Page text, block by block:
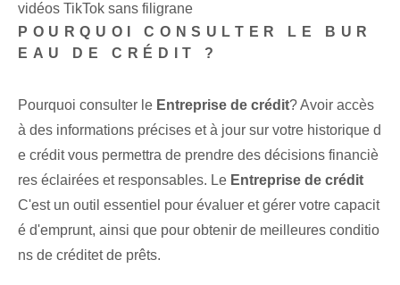
vidéos TikTok sans filigrane
POURQUOI CONSULTER LE BUR
EAU DE CRÉDIT ?
Pourquoi consulter le Entreprise de crédit? Avoir accès
à des informations précises et à jour sur votre historique d
e crédit vous permettra de prendre des décisions financiè
res éclairées et responsables. Le⁣ Entreprise de crédit
C'est un outil essentiel pour évaluer ‌et gérer votre ⁣capacit
é d'emprunt, ainsi que⁤ pour obtenir de ⁣meilleures conditio
ns de crédit⁣et de prêts.